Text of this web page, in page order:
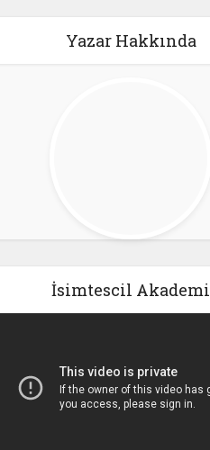
Yazar Hakkında
İsimtescil Akademi